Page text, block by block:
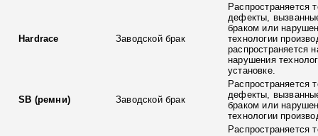
Hardrace Заводской брак
Распространяется
дефекты,
браком или
технологии
распространяется
нарушения
установке.
SB (ремни) Заводской брак
Распространяется
дефекты,
браком или
технологии
Распространяется